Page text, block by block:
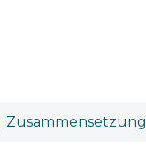
Zusammensetzung